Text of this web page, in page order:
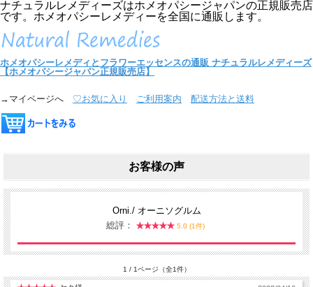
ナチュラルレメディーズはホメオパシージャパンの正規販売店
です。ホメオパシーレメディーを全国に通販します。
ホメオパシーレメディとフラワーエッセンスの通販 ナチュラルレメディーズ
【ホメオパシージャパン正規販売店】
→マイページへ ♡お気に入り ご利用案内 配送方法と送料
お客様の声
Orni./ オーニソグルム
総評：
5.0 (1件)
1 / 1ページ（全1件）